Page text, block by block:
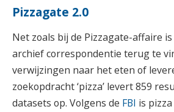
Pizzagate 2.0
Net zoals bij de Pizzagate-affaire
archief correspondentie terug te
verwijzingen naar het eten of
zoekopdracht ‘pizza’ levert 859
datasets op. Volgens de FBI is